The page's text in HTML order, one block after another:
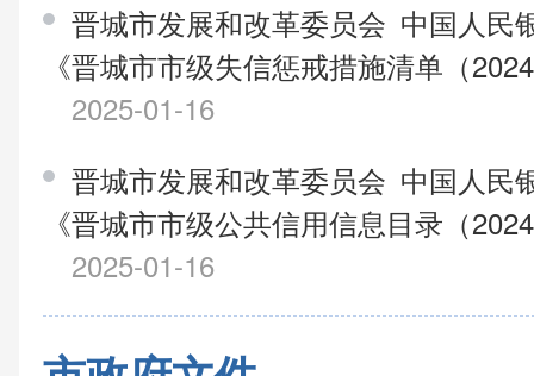
晋城市发展和改革委员会 中国人民
《晋城市市级失信惩戒措施清单（
2025-01-16
晋城市发展和改革委员会 中国人民
《晋城市市级公共信用信息目录（
2025-01-16